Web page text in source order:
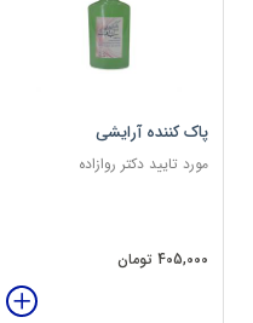
پاک کننده آرایشی
مورد تایید دکتر روازاده
405,000 تومان